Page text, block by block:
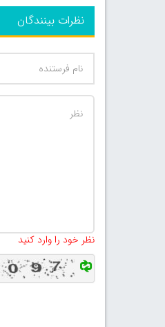
نظرات بینندگان
نظر خود را وارد کنید